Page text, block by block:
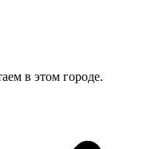
в этом городе.